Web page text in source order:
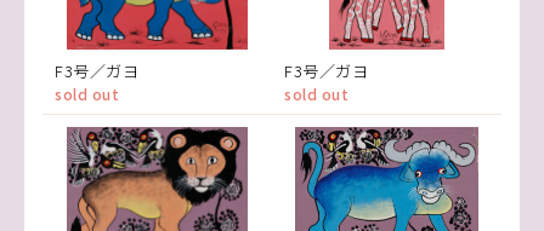
F3号／ガヨ
sold out
F3号／ガヨ
sold out